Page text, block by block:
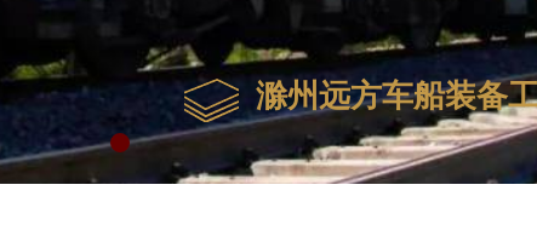
滁州远方车船装备